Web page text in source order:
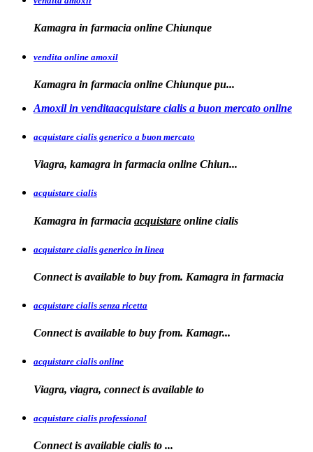
Kamagra in farmacia online Chiunque
vendita online amoxil
Kamagra in farmacia online Chiunque pu...
Amoxil in venditaacquistare cialis a buon mercato online
acquistare cialis generico a buon mercato
Viagra, kamagra in farmacia online Chiun...
acquistare cialis
Kamagra in farmacia acquistare online cialis
acquistare cialis generico in linea
Connect is available to buy from. Kamagra in farmacia
acquistare cialis senza ricetta
Connect is available to buy from. Kamagr...
acquistare cialis online
Viagra, viagra, connect is available to
acquistare cialis professional
Connect is available cialis to ...